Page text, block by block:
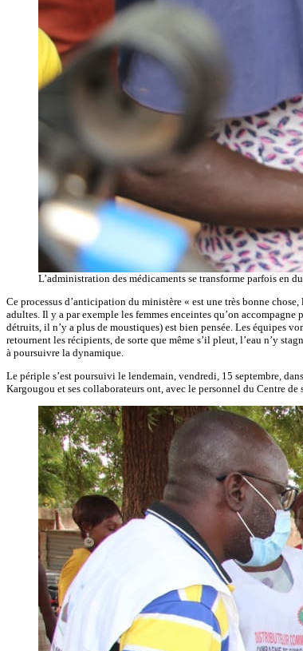
L’administration des médicaments se transforme parfois en
Ce processus d’anticipation du ministère « est une très bonne
adultes. Il y a par exemple les femmes enceintes qu’on
détruits, il n’y a plus de moustiques) est bien pensée. Les équipes
retournent les récipients, de sorte que même s’il pleut, l’eau n’y
à poursuivre la dynamique.
Le périple s’est poursuivi le lendemain, vendredi, 15 septembre,
Kargougou et ses collaborateurs ont, avec le personnel du Centre